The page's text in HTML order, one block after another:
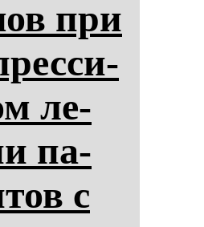
при
ле­
па­
с